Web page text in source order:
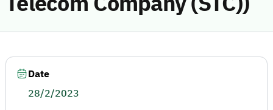
Date
28/2/2023